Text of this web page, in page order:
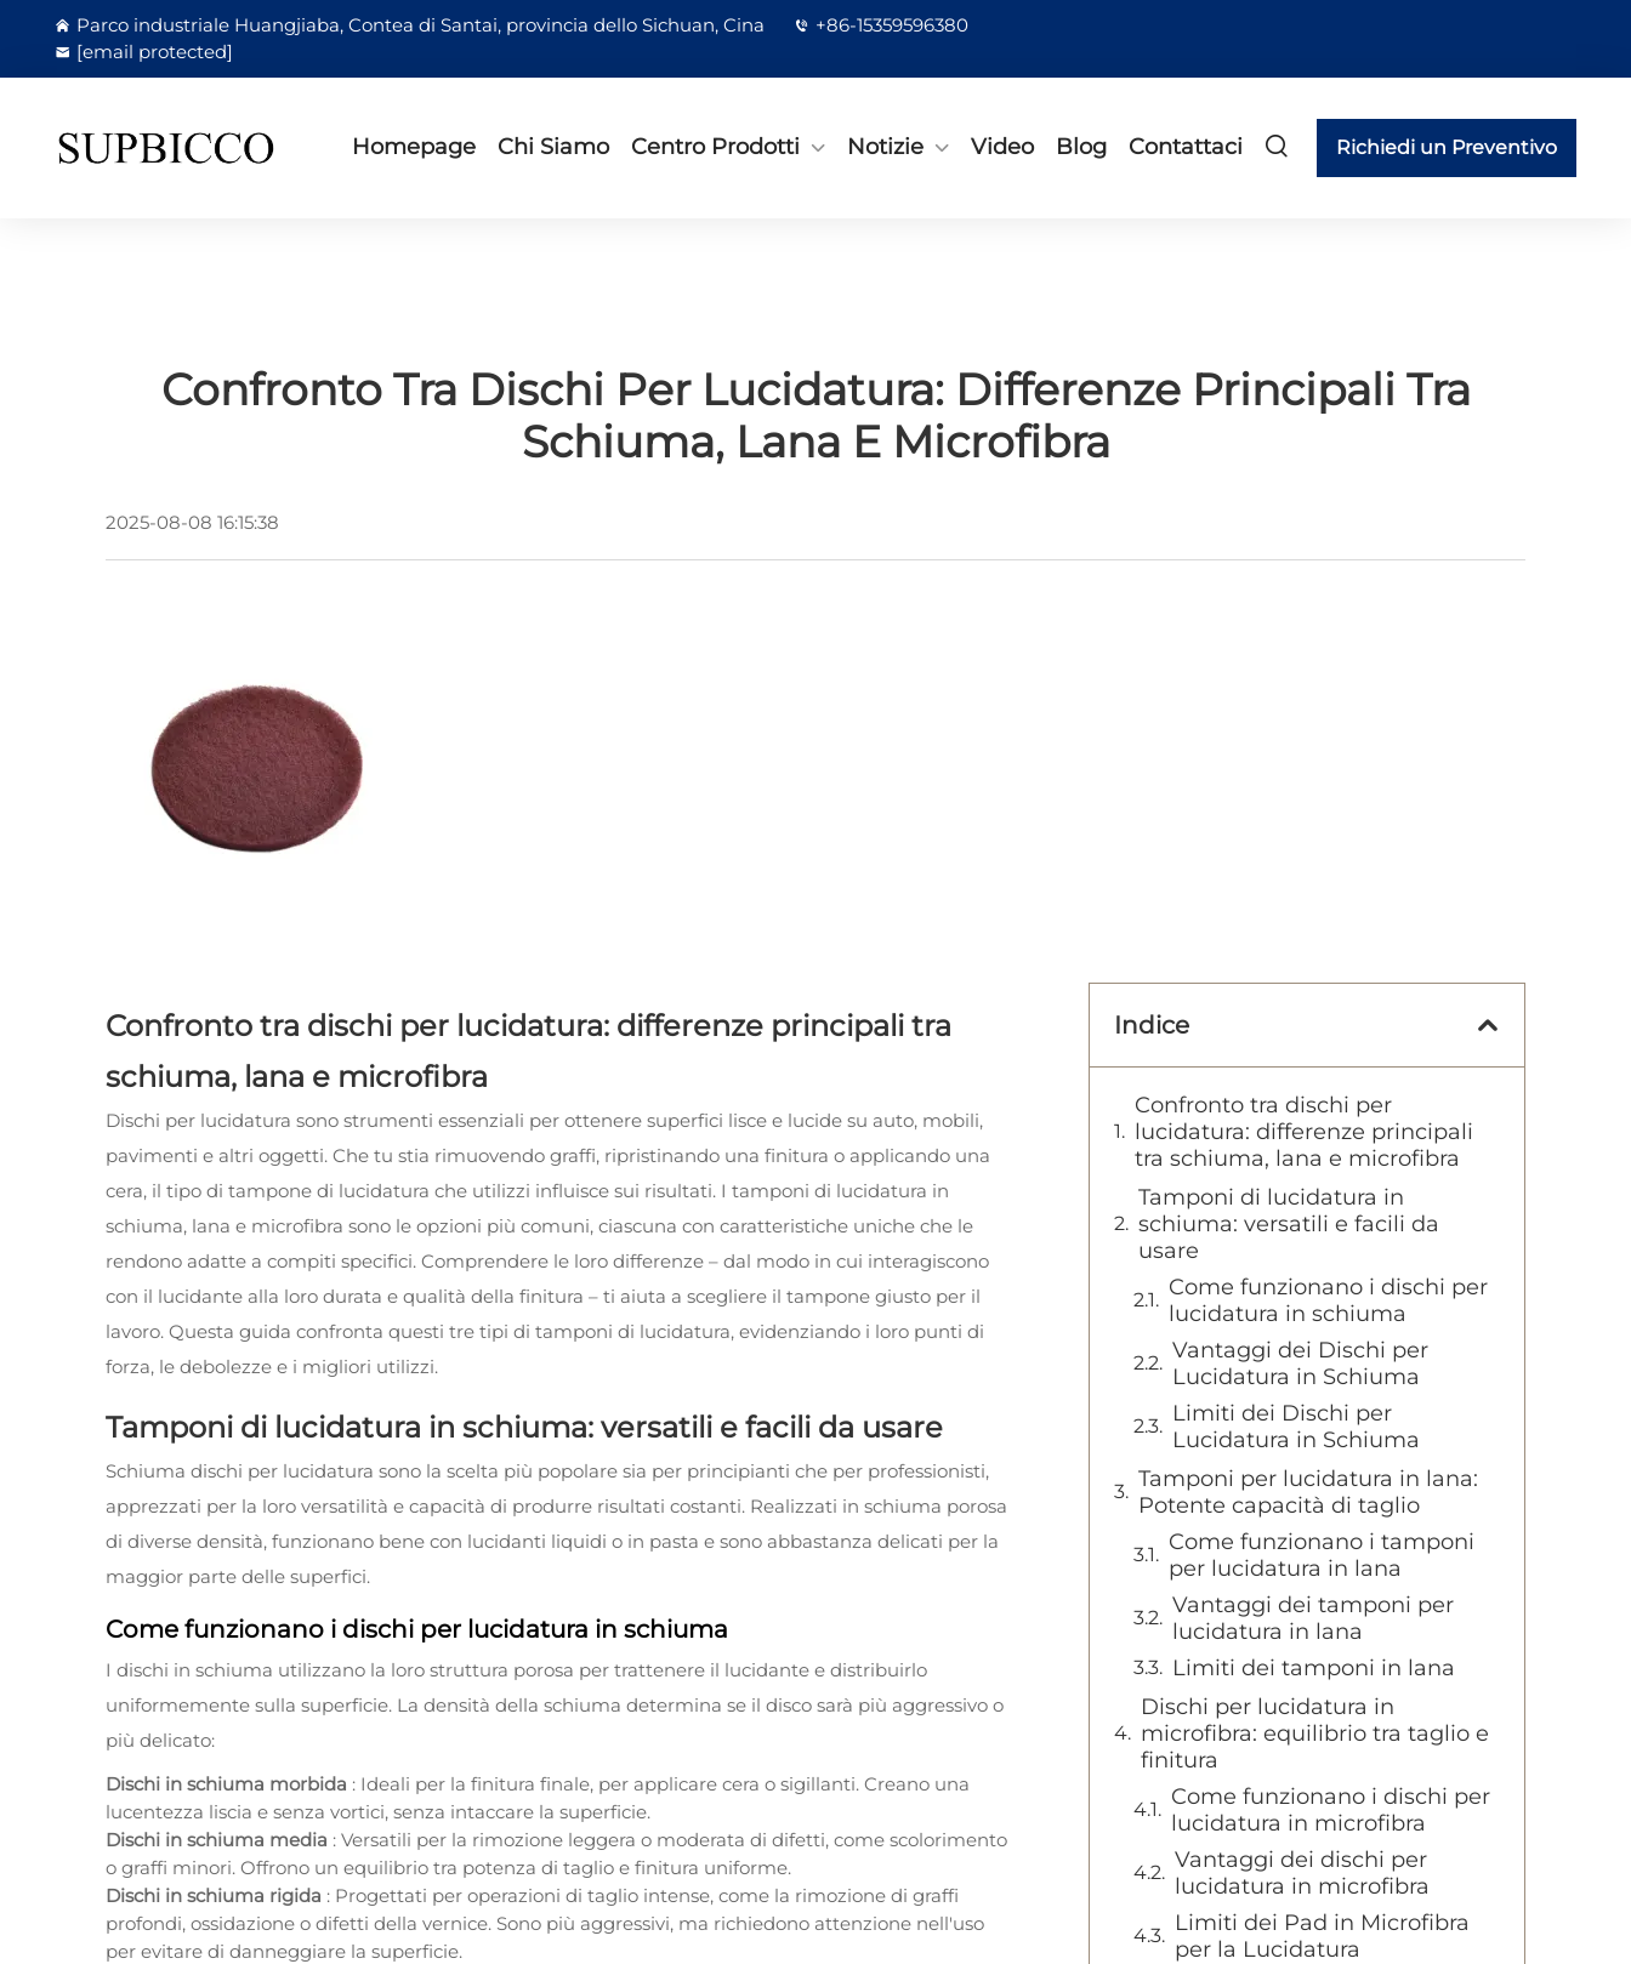
Parco industriale Huangjiaba, Contea di Santai, provincia dello Sichuan, Cina
+86-15359596380
[email protected]
Homepage Chi Siamo Centro Prodotti Notizie Video Blog Contattaci Richiedi un Preventivo
Confronto Tra Dischi Per Lucidatura: Differenze Principali Tra
Schiuma, Lana E Microfibra
2025-08-08 16:15:38
Confronto tra dischi per lucidatura: differenze principali tra
schiuma, lana e microfibra
Dischi per lucidatura sono strumenti essenziali per ottenere superfici lisce e lucide su auto, mobili,
pavimenti e altri oggetti. Che tu stia rimuovendo graffi, ripristinando una finitura o applicando una
cera, il tipo di tampone di lucidatura che utilizzi influisce sui risultati. I tamponi di lucidatura in
schiuma, lana e microfibra sono le opzioni più comuni, ciascuna con caratteristiche uniche che le
rendono adatte a compiti specifici. Comprendere le loro differenze – dal modo in cui interagiscono
con il lucidante alla loro durata e qualità della finitura – ti aiuta a scegliere il tampone giusto per il
lavoro. Questa guida confronta questi tre tipi di tamponi di lucidatura, evidenziando i loro punti di
forza, le debolezze e i migliori utilizzi.
Tamponi di lucidatura in schiuma: versatili e facili da usare
Schiuma dischi per lucidatura sono la scelta più popolare sia per principianti che per professionisti,
apprezzati per la loro versatilità e capacità di produrre risultati costanti. Realizzati in schiuma porosa
di diverse densità, funzionano bene con lucidanti liquidi o in pasta e sono abbastanza delicati per la
maggior parte delle superfici.
Come funzionano i dischi per lucidatura in schiuma
I dischi in schiuma utilizzano la loro struttura porosa per trattenere il lucidante e distribuirlo
uniformemente sulla superficie. La densità della schiuma determina se il disco sarà più aggressivo o
più delicato:
Dischi in schiuma morbida : Ideali per la finitura finale, per applicare cera o sigillanti. Creano una
lucentezza liscia e senza vortici, senza intaccare la superficie.
Dischi in schiuma media : Versatili per la rimozione leggera o moderata di difetti, come scolorimento
o graffi minori. Offrono un equilibrio tra potenza di taglio e finitura uniforme.
Dischi in schiuma rigida : Progettati per operazioni di taglio intense, come la rimozione di graffi
profondi, ossidazione o difetti della vernice. Sono più aggressivi, ma richiedono attenzione nell'uso
per evitare di danneggiare la superficie.
Indice
Confronto tra dischi per
lucidatura: differenze principali
tra schiuma, lana e microfibra
Tamponi di lucidatura in
schiuma: versatili e facili da
usare
Come funzionano i dischi per
lucidatura in schiuma
Vantaggi dei Dischi per
Lucidatura in Schiuma
Limiti dei Dischi per
Lucidatura in Schiuma
Tamponi per lucidatura in lana:
Potente capacità di taglio
Come funzionano i tamponi
per lucidatura in lana
Vantaggi dei tamponi per
lucidatura in lana
Limiti dei tamponi in lana
Dischi per lucidatura in
microfibra: equilibrio tra taglio e
finitura
Come funzionano i dischi per
lucidatura in microfibra
Vantaggi dei dischi per
lucidatura in microfibra
Limiti dei Pad in Microfibra
per la Lucidatura